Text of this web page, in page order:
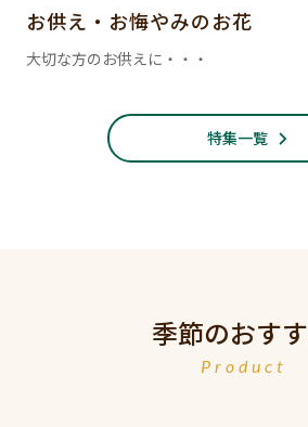
お供え・お悔やみのお花
大切な方のお供えに・・・
特集一覧
季節のおす
Product